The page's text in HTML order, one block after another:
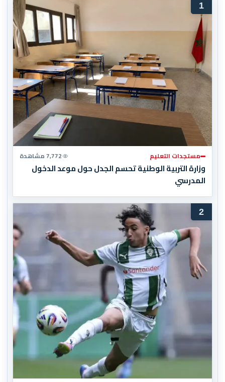
1
مستجدات التعليم 7,772 مشاهدة
وزارة التربية الوطنية تحسم الجدل حول موعد الدخول
المدرسي
2